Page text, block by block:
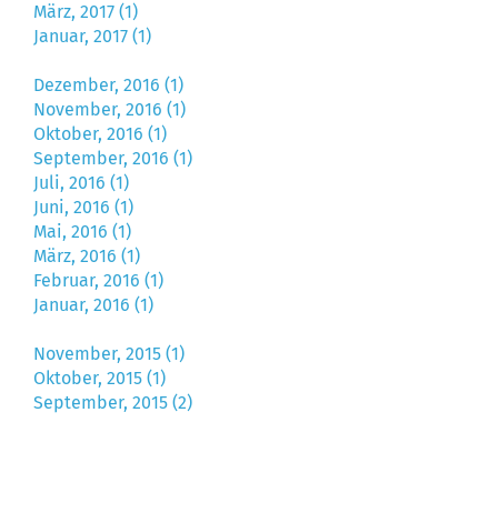
März, 2017 (1)
Januar, 2017 (1)
Dezember, 2016 (1)
November, 2016 (1)
Oktober, 2016 (1)
September, 2016 (1)
Juli, 2016 (1)
Juni, 2016 (1)
Mai, 2016 (1)
März, 2016 (1)
Februar, 2016 (1)
Januar, 2016 (1)
November, 2015 (1)
Oktober, 2015 (1)
September, 2015 (2)